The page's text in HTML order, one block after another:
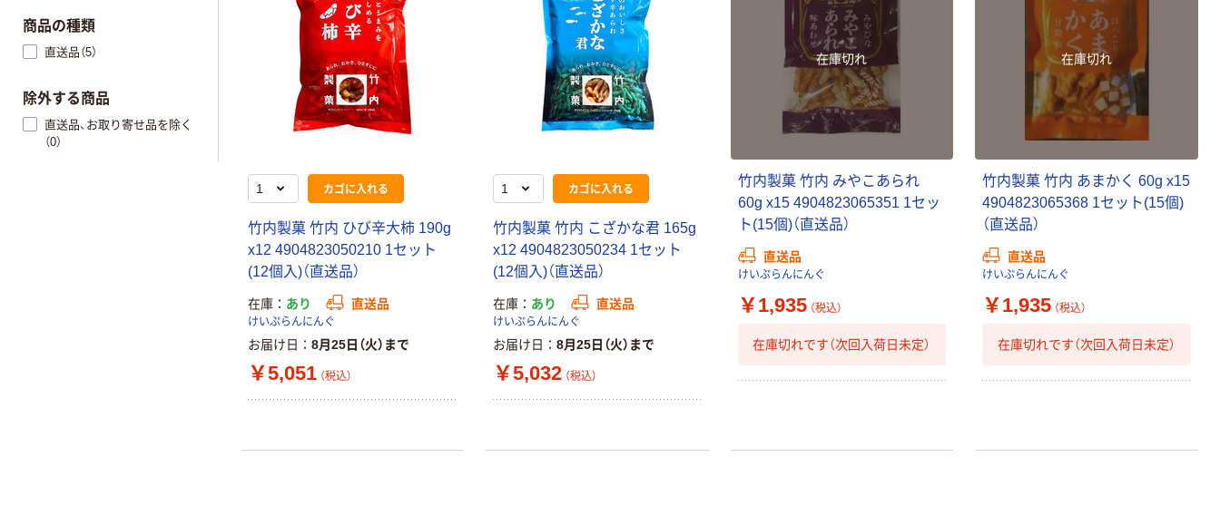
カゴに入れる
竹内製菓 竹内 ひび辛大柿 190g
x12 4904823050210 1セット
(12個入)（直送品）
在庫 あり 直送品
けいぷらんにんぐ
お届け日 8月25日（火）まで
￥5,051 （税込）
カゴに入れる
竹内製菓 竹内 こざかな君 165g
x12 4904823050234 1セット
(12個入)（直送品）
在庫 あり 直送品
けいぷらんにんぐ
お届け日 8月25日（火）まで
￥5,032 （税込）
在庫切れ
竹内製菓 竹内 みやこあられ
60g x15 4904823065351 1セッ
ト(15個)（直送品）
直送品
けいぷらんにんぐ
￥1,935 （税込）
在庫切れです（次回入荷日未定）
在庫切れ
竹内製菓 竹内 あまかく 60g x15
4904823065368 1セット(15個)
（直送品）
直送品
けいぷらんにんぐ
￥1,935 （税込）
在庫切れです（次回入荷日未定）
商品の種類
直送品（5）
除外する商品
直送品、お取り寄せ品を除く
（0）